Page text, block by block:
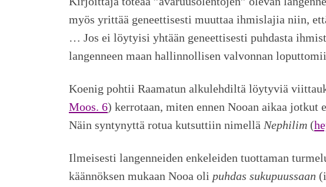
myös yrittää geneettisesti muuttaa ihmislajia niin,
… Jos ei löytyisi yhtään geneettisesti puhdasta
langenneen maan hallinnollisen valvonnan
Koenig pohtii Raamatun alkulehdiltä löytyviä
Moos. 6) kerrotaan, miten ennen Nooan aikaa
Näin syntynyttä rotua kutsuttiin nimellä Nephilim (
Ilmeisesti langenneiden enkeleiden tuottaman
käännöksen mukaan Nooa oli puhdas sukupuussaan